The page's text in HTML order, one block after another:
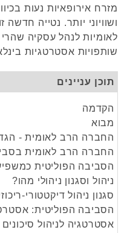
מזרח אירופאיות נעות
ושוויוני יותר. נטייה
לאומיות לנהל עסקיה שהרי
שותפויות אסטרטגיות
תוכן עניינים
הקדמה
מבוא
החברה הרב לאומית -
החברה הרב לאומית
הסביבה הפוליטית
ניהול וסגנון ניהולי מהו?
סגנון ניהול דיקטטורי-
הסביבה הפוליטית:
אסטרטגיה לניהול סיכונים